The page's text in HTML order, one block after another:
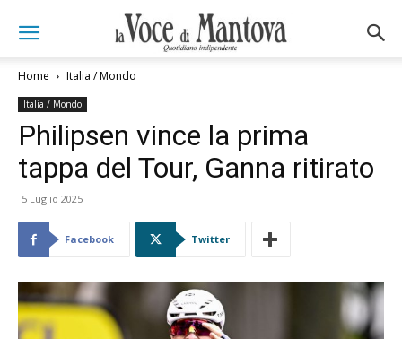
Home Italia / Mondo
Italia / Mondo
Philipsen vince la prima
tappa del Tour, Ganna ritirato
5 Luglio 2025
Facebook Twitter